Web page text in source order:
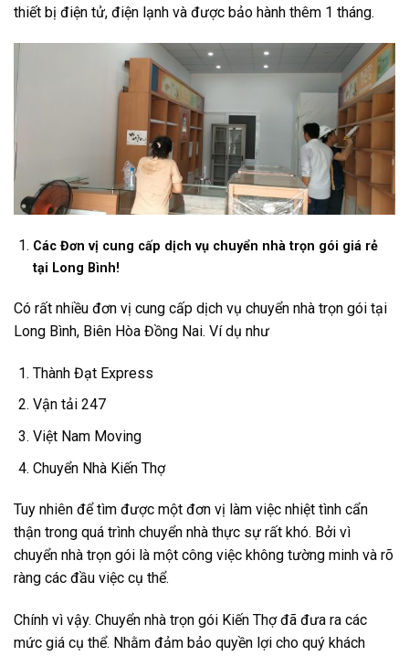
thiết bị điện tử, điện lạnh và được bảo hành thêm 1 tháng.
Các Đơn vị cung cấp dịch vụ chuyển nhà trọn gói giá rẻ
tại Long Bình!
Có rất nhiều đơn vị cung cấp dịch vụ chuyển nhà trọn gói tại
Long Bình, Biên Hòa Đồng Nai. Ví dụ như
Thành Đạt Express
Vận tải 247
Việt Nam Moving
Chuyển Nhà Kiến Thợ
Tuy nhiên để tìm được một đơn vị làm việc nhiệt tình cẩn
thận trong quá trình chuyển nhà thực sự rất khó. Bởi vì
chuyển nhà trọn gói là một công việc không tường minh và rõ
ràng các đầu việc cụ thể.
Chính vì vậy. Chuyển nhà trọn gói Kiến Thợ đã đưa ra các
mức giá cụ thể. Nhằm đảm bảo quyền lợi cho quý khách